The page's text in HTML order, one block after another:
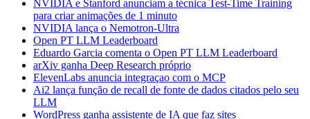
NVIDIA e Stanford anunciam a técnica Test-Time Training
para criar animações de 1 minuto
NVIDIA lança o Nemotron-Ultra
Open PT LLM Leaderboard
Eduardo Garcia comenta o Open PT LLM Leaderboard
arXiv ganha Deep Research próprio
ElevenLabs anuncia integraçao com o MCP
Ai2 lança função de recall de fonte de dados citados pelo seu
LLM
WordPress ganha assistente de IA que faz sites